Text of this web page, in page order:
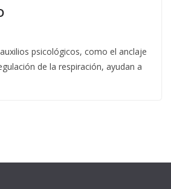
psicológicos, como el anclaje
de la respiración, ayudan a